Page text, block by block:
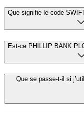
Que signifie le code
Est-ce PHILLIP BANK
Que se passe-t-il si